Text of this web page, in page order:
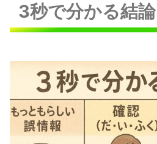
3秒で分かる結論